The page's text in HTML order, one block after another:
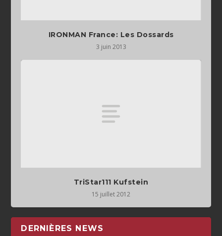
IRONMAN France: Les Dossards
3 juin 2013
TriStar111 Kufstein
15 juillet 2012
DERNIÈRES NEWS